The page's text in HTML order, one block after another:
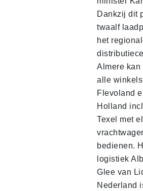
Dankzij dit
twaalf
het
Almere
alle
Flevoland
Holland
Texel met
bedienen.
logistiek
Glee van
Nederland